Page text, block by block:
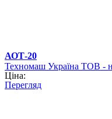
АОТ-20
Техномаш Україна ТОВ -
Ціна:
Перегляд